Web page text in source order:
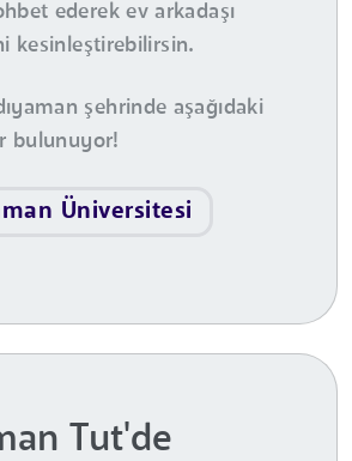
ederek ev arkadaşı
kesinleştirebilirsin.
şehrinde aşağıdaki
bulunuyor!
Üniversitesi
Tut'de